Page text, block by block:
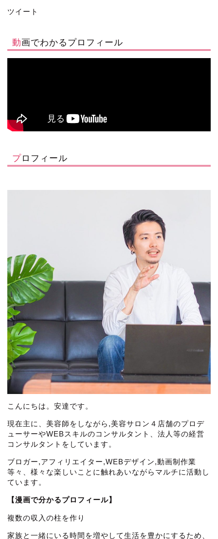
ツイート
動画でわかるプロフィール
プロフィール
こんにちは。安達です。
現在主に、美容師をしながら,美容サロン４店舗のプロデ
ューサーやWEBスキルのコンサルタント、法人等の経営
コンサルタントをしています。
ブロガー,アフィリエイター,WEBデザイン,動画制作業
等々、様々な楽しいことに触れあいながらマルチに活動し
ています。
【漫画で分かるプロフィール】
複数の収入の柱を作り
家族と一緒にいる時間を増やして生活を豊かにするため、